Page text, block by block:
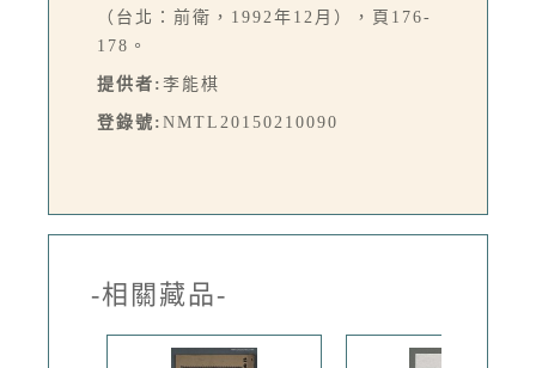
（台北：前衛，1992年12月），頁176-
178。
提供者: 李能棋
登錄號: NMTL20150210090
-相關藏品-